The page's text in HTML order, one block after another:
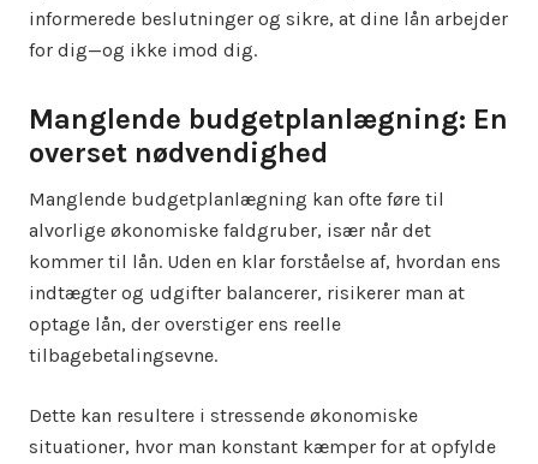
informerede beslutninger og sikre, at dine lån arbejder
for dig—og ikke imod dig.
Manglende budgetplanlægning: En
overset nødvendighed
Manglende budgetplanlægning kan ofte føre til
alvorlige økonomiske faldgruber, især når det
kommer til lån. Uden en klar forståelse af, hvordan ens
indtægter og udgifter balancerer, risikerer man at
optage lån, der overstiger ens reelle
tilbagebetalingsevne.
Dette kan resultere i stressende økonomiske
situationer, hvor man konstant kæmper for at opfylde